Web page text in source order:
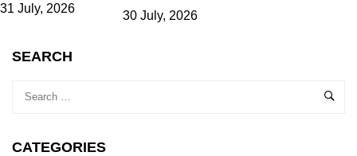
31 July, 2026
30 July, 2026
SEARCH
CATEGORIES